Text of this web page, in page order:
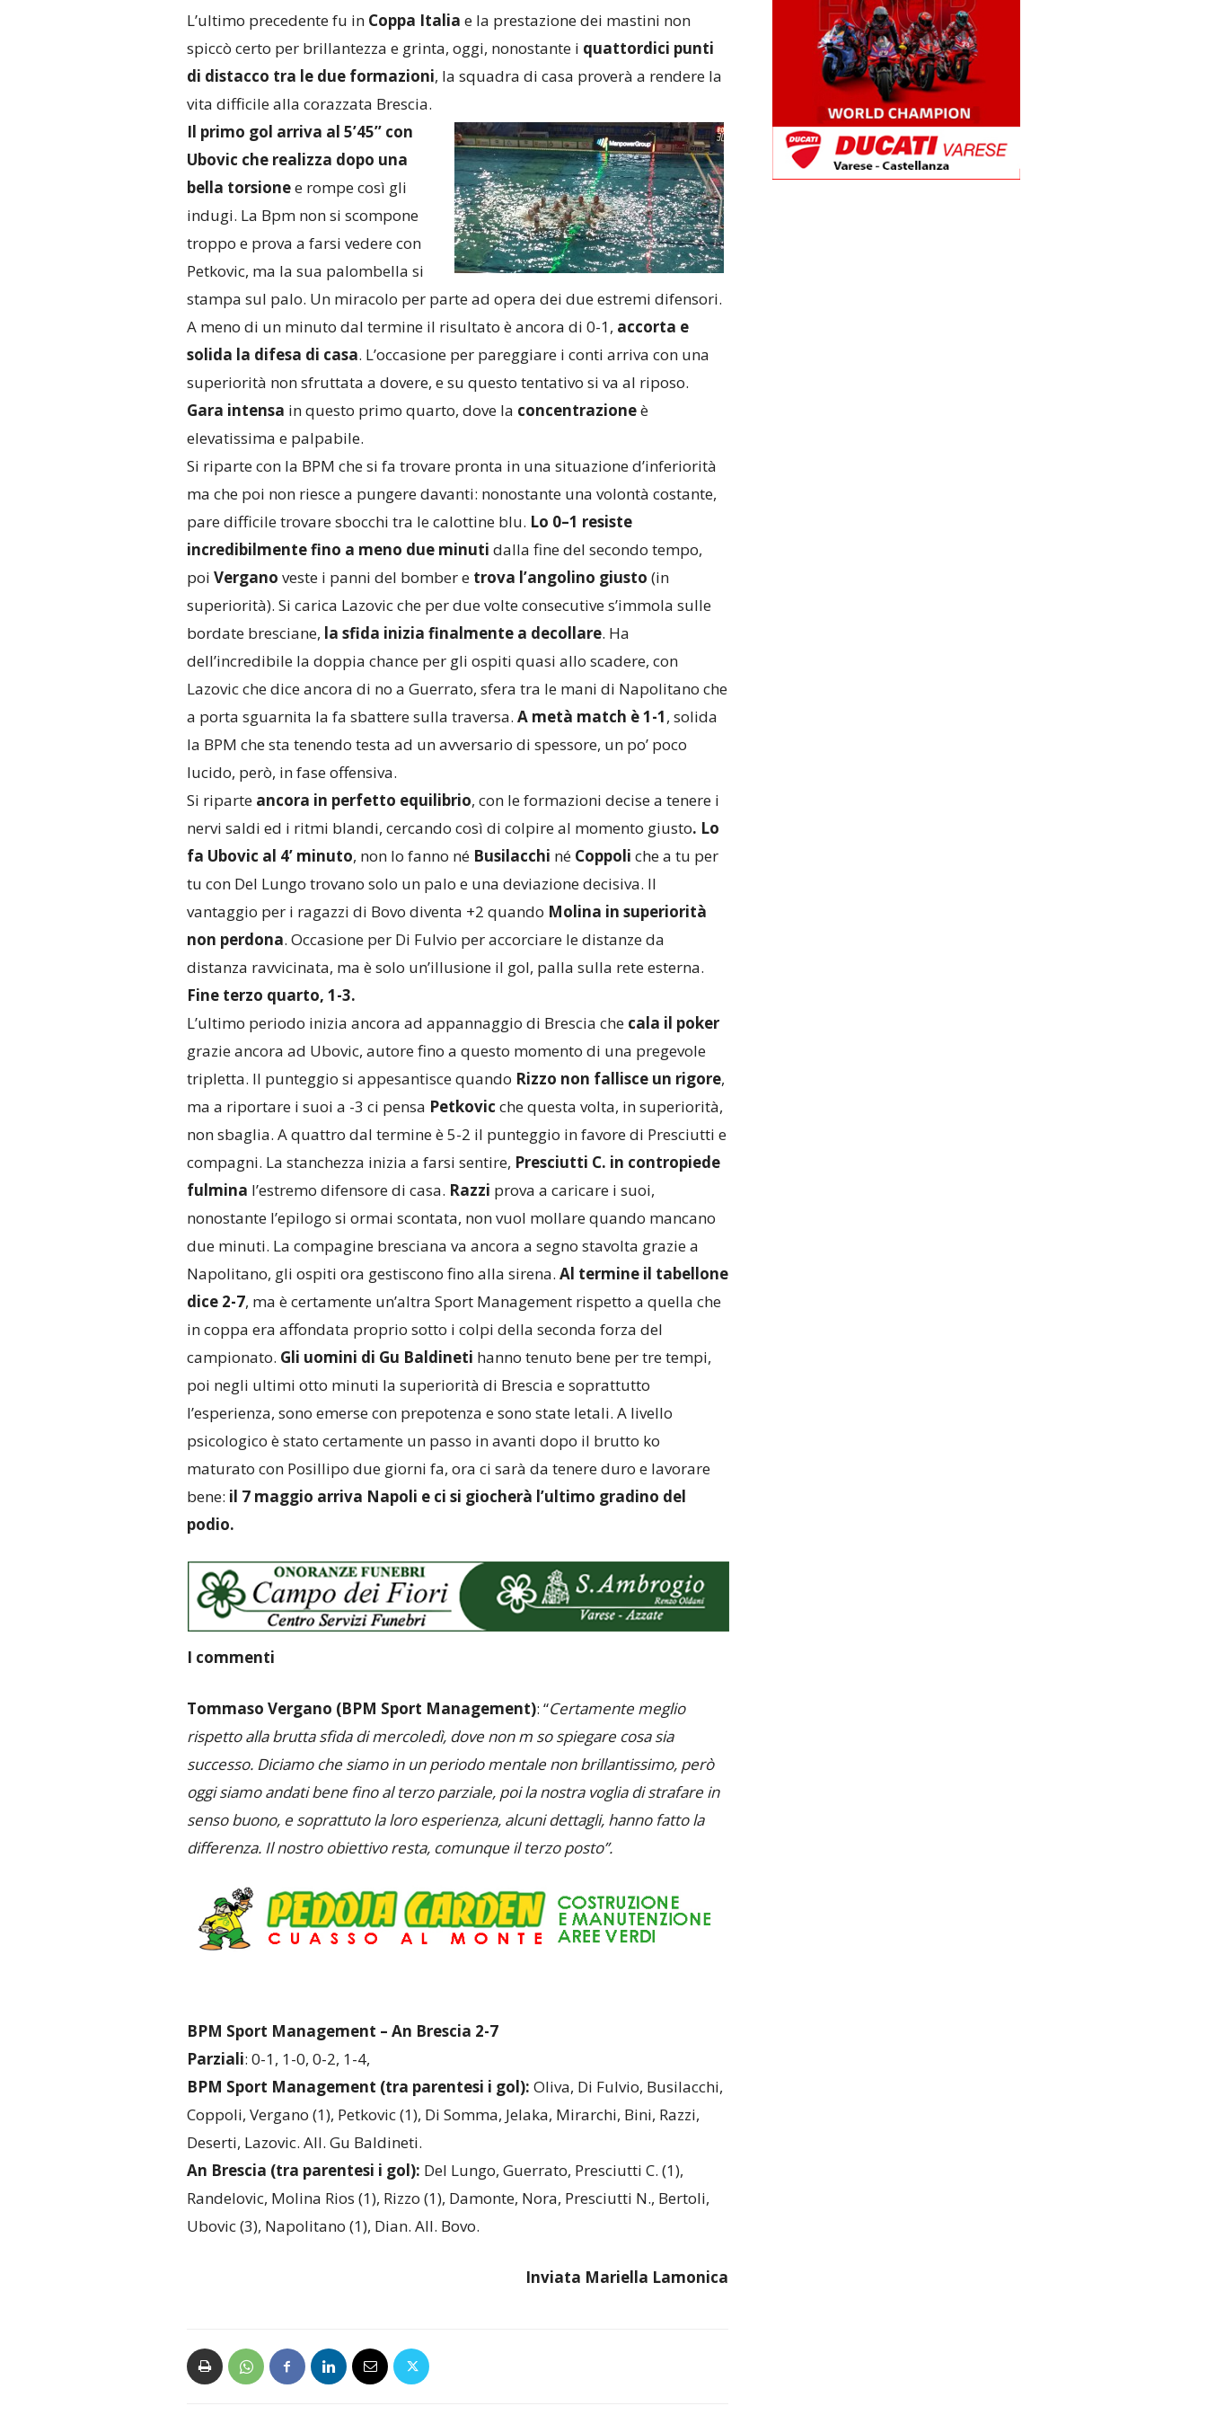
L’ultimo precedente fu in Coppa Italia e la prestazione dei mastini non
spiccò certo per brillantezza e grinta, oggi, nonostante i quattordici punti
di distacco tra le due formazioni, la squadra di casa proverà a rendere la
vita difficile alla corazzata Brescia.
Il primo gol arriva al 5’45’’ con
Ubovic che realizza dopo una
bella torsionee rompe così gli
indugi. La Bpm non si scompone
troppo e prova a farsi vedere con
Petkovic, ma la sua palombella si
stampa sul palo. Un miracolo per parte ad opera dei due estremi difensori.
A meno di un minuto dal termine il risultato è ancora di 0-1, accorta e
solida la difesa di casa. L’occasione per pareggiare i conti arriva con una
superiorità non sfruttata a dovere, e su questo tentativo si va al riposo.
Gara intensa in questo primo quarto, dove la concentrazioneè
elevatissima e palpabile.
Si riparte con la BPM che si fa trovare pronta in una situazione d’inferiorità
ma che poi non riesce a pungere davanti: nonostante una volontà costante,
pare difficile trovare sbocchi tra le calottine blu. Lo 0–1 resiste
incredibilmente fino a meno due minuti dalla fine del secondo tempo,
poi Vergano veste i panni del bomber e trova l’angolino giusto (in
superiorità). Si carica Lazovic che per due volte consecutive s’immola sulle
bordate bresciane, la sfida inizia finalmente a decollare. Ha
dell’incredibile la doppia chance per gli ospiti quasi allo scadere, con
Lazovic che dice ancora di no a Guerrato, sfera tra le mani di Napolitano che
a porta sguarnita la fa sbattere sulla traversa. A metà match è 1-1, solida
la BPM che sta tenendo testa ad un avversario di spessore, un po’ poco
lucido, però, in fase offensiva.
Si riparte ancora in perfetto equilibrio, con le formazioni decise a tenere i
nervi saldi ed i ritmi blandi, cercando così di colpire al momento giusto. Lo
fa Ubovic al 4’ minuto, non lo fanno né Busilacchi né Coppoli che a tu per
tu con Del Lungo trovano solo un palo e una deviazione decisiva. Il
vantaggio per i ragazzi di Bovo diventa +2 quando Molina in superiorità
non perdona. Occasione per Di Fulvio per accorciare le distanze da
distanza ravvicinata, ma è solo un’illusione il gol, palla sulla rete esterna.
Fine terzo quarto, 1-3.
L’ultimo periodo inizia ancora ad appannaggio di Brescia che cala il poker
grazie ancora ad Ubovic, autore fino a questo momento di una pregevole
tripletta. Il punteggio si appesantisce quando Rizzo non fallisce un rigore,
ma a riportare i suoi a -3 ci pensa Petkovic che questa volta, in superiorità,
non sbaglia. A quattro dal termine è 5-2 il punteggio in favore di Presciutti e
compagni. La stanchezza inizia a farsi sentire, Presciutti C. in contropiede
fulmina l’estremo difensore di casa. Razzi prova a caricare i suoi,
nonostante l’epilogo si ormai scontata, non vuol mollare quando mancano
due minuti. La compagine bresciana va ancora a segno stavolta grazie a
Napolitano, gli ospiti ora gestiscono fino alla sirena. Al termine il tabellone
dice 2-7, ma è certamente un’altra Sport Management rispetto a quella che
in coppa era affondata proprio sotto i colpi della seconda forza del
campionato. Gli uomini di Gu Baldineti hanno tenuto bene per tre tempi,
poi negli ultimi otto minuti la superiorità di Brescia e soprattutto
l’esperienza, sono emerse con prepotenza e sono state letali. A livello
psicologico è stato certamente un passo in avanti dopo il brutto ko
maturato con Posillipo due giorni fa, ora ci sarà da tenere duro e lavorare
bene: il 7 maggio arriva Napoli e ci si giocherà l’ultimo gradino del
podio.
I commenti
Tommaso Vergano (BPM Sport Management): “Certamente meglio
rispetto alla brutta sfida di mercoledì, dove non m so spiegare cosa sia
successo. Diciamo che siamo in un periodo mentale non brillantissimo, però
oggi siamo andati bene fino al terzo parziale, poi la nostra voglia di strafare in
senso buono, e soprattuto la loro esperienza, alcuni dettagli, hanno fatto la
differenza. Il nostro obiettivo resta, comunque il terzo posto”.
BPM Sport Management – An Brescia 2-7
Parziali: 0-1, 1-0, 0-2, 1-4,
BPM Sport Management (tra parentesi i gol): Oliva, Di Fulvio, Busilacchi,
Coppoli, Vergano (1), Petkovic (1), Di Somma, Jelaka, Mirarchi, Bini, Razzi,
Deserti, Lazovic. All. Gu Baldineti.
An Brescia (tra parentesi i gol): Del Lungo, Guerrato, Presciutti C. (1),
Randelovic, Molina Rios (1), Rizzo (1), Damonte, Nora, Presciutti N., Bertoli,
Ubovic (3), Napolitano (1), Dian. All. Bovo.
Inviata Mariella Lamonica